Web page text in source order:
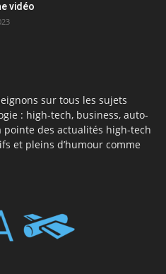
vidéo
sur tous les sujets
: high-tech, business, auto-
pointe des actualités high-tech
et pleins d’humour comme